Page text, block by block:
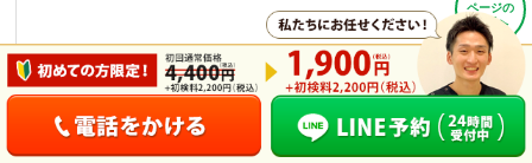
ページの
先頭へ